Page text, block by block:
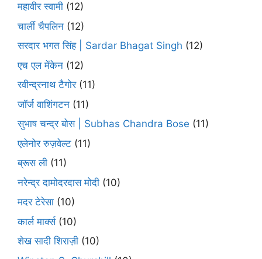
महावीर स्वामी (12)
चार्ली चैपलिन (12)
सरदार भगत सिंह | Sardar Bhagat Singh (12)
एच एल मेंकेन (12)
रवीन्द्रनाथ टैगोर(11)
जॉर्ज वाशिंगटन (11)
सुभाष चन्द्र बोस | Subhas Chandra Bose (11)
एलेनोर रुज़वेल्ट (11)
ब्रूस ली (11)
नरेन्द्र दामोदरदास मोदी (10)
मदर टेरेसा (10)
कार्ल मार्क्स(10)
शेख सादी शिराज़ी (10)